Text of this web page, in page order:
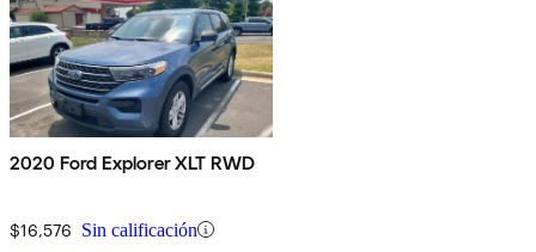
2020 Ford Explorer XLT RWD
$16,576 Sin calificación